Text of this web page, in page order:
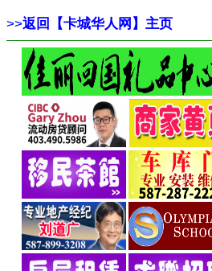
>>返回【卡城华人网】主页